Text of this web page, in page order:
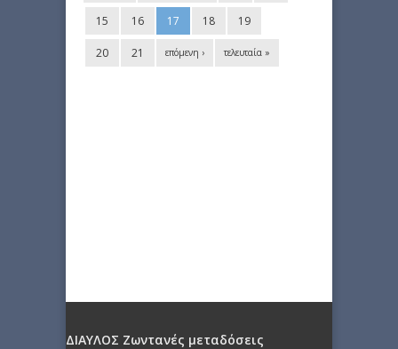
15 16 17 18 19
20 21 επόμενη › τελευταία »
ΔΙΑΥΛΟΣ Ζωντανές μεταδόσεις